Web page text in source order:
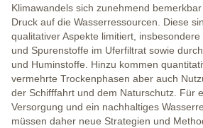
Klimawandels sich zunehmend
Druck auf die Wasserressourcen. Diese
qualitativer Aspekte limitiert,
und Spurenstoffe im Uferfiltrat sowie
und Huminstoffe. Hinzu kommen
vermehrte Trockenphasen aber auch
der Schifffahrt und dem Naturschutz. Für
Versorgung und ein nachhaltiges
müssen daher neue Strategien und